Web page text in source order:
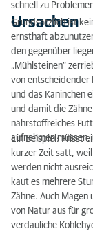
Therapie
Prognose
schnell zu
Ursachen
Grundsätzlich ist
ernsthaft
den gegenüber
„Mühlsteinen“
von entscheidender
und das Kaninchen
und damit die
nährstoffreiches
aufnehmen
Ein Beispiel: Frisst
kurzer Zeit satt,
werden nicht
kaut es mehrere
Zähne. Auch Magen
von Natur aus für
verdauliche